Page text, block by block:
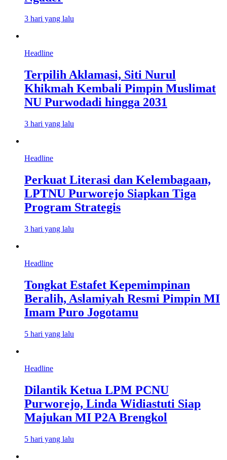
3 hari yang lalu
Headline
Terpilih Aklamasi, Siti Nurul
Khikmah Kembali Pimpin Muslimat
NU Purwodadi hingga 2031
3 hari yang lalu
Headline
Perkuat Literasi dan Kelembagaan,
LPTNU Purworejo Siapkan Tiga
Program Strategis
3 hari yang lalu
Headline
Tongkat Estafet Kepemimpinan
Beralih, Aslamiyah Resmi Pimpin MI
Imam Puro Jogotamu
5 hari yang lalu
Headline
Dilantik Ketua LPM PCNU
Purworejo, Linda Widiastuti Siap
Majukan MI P2A Brengkol
5 hari yang lalu